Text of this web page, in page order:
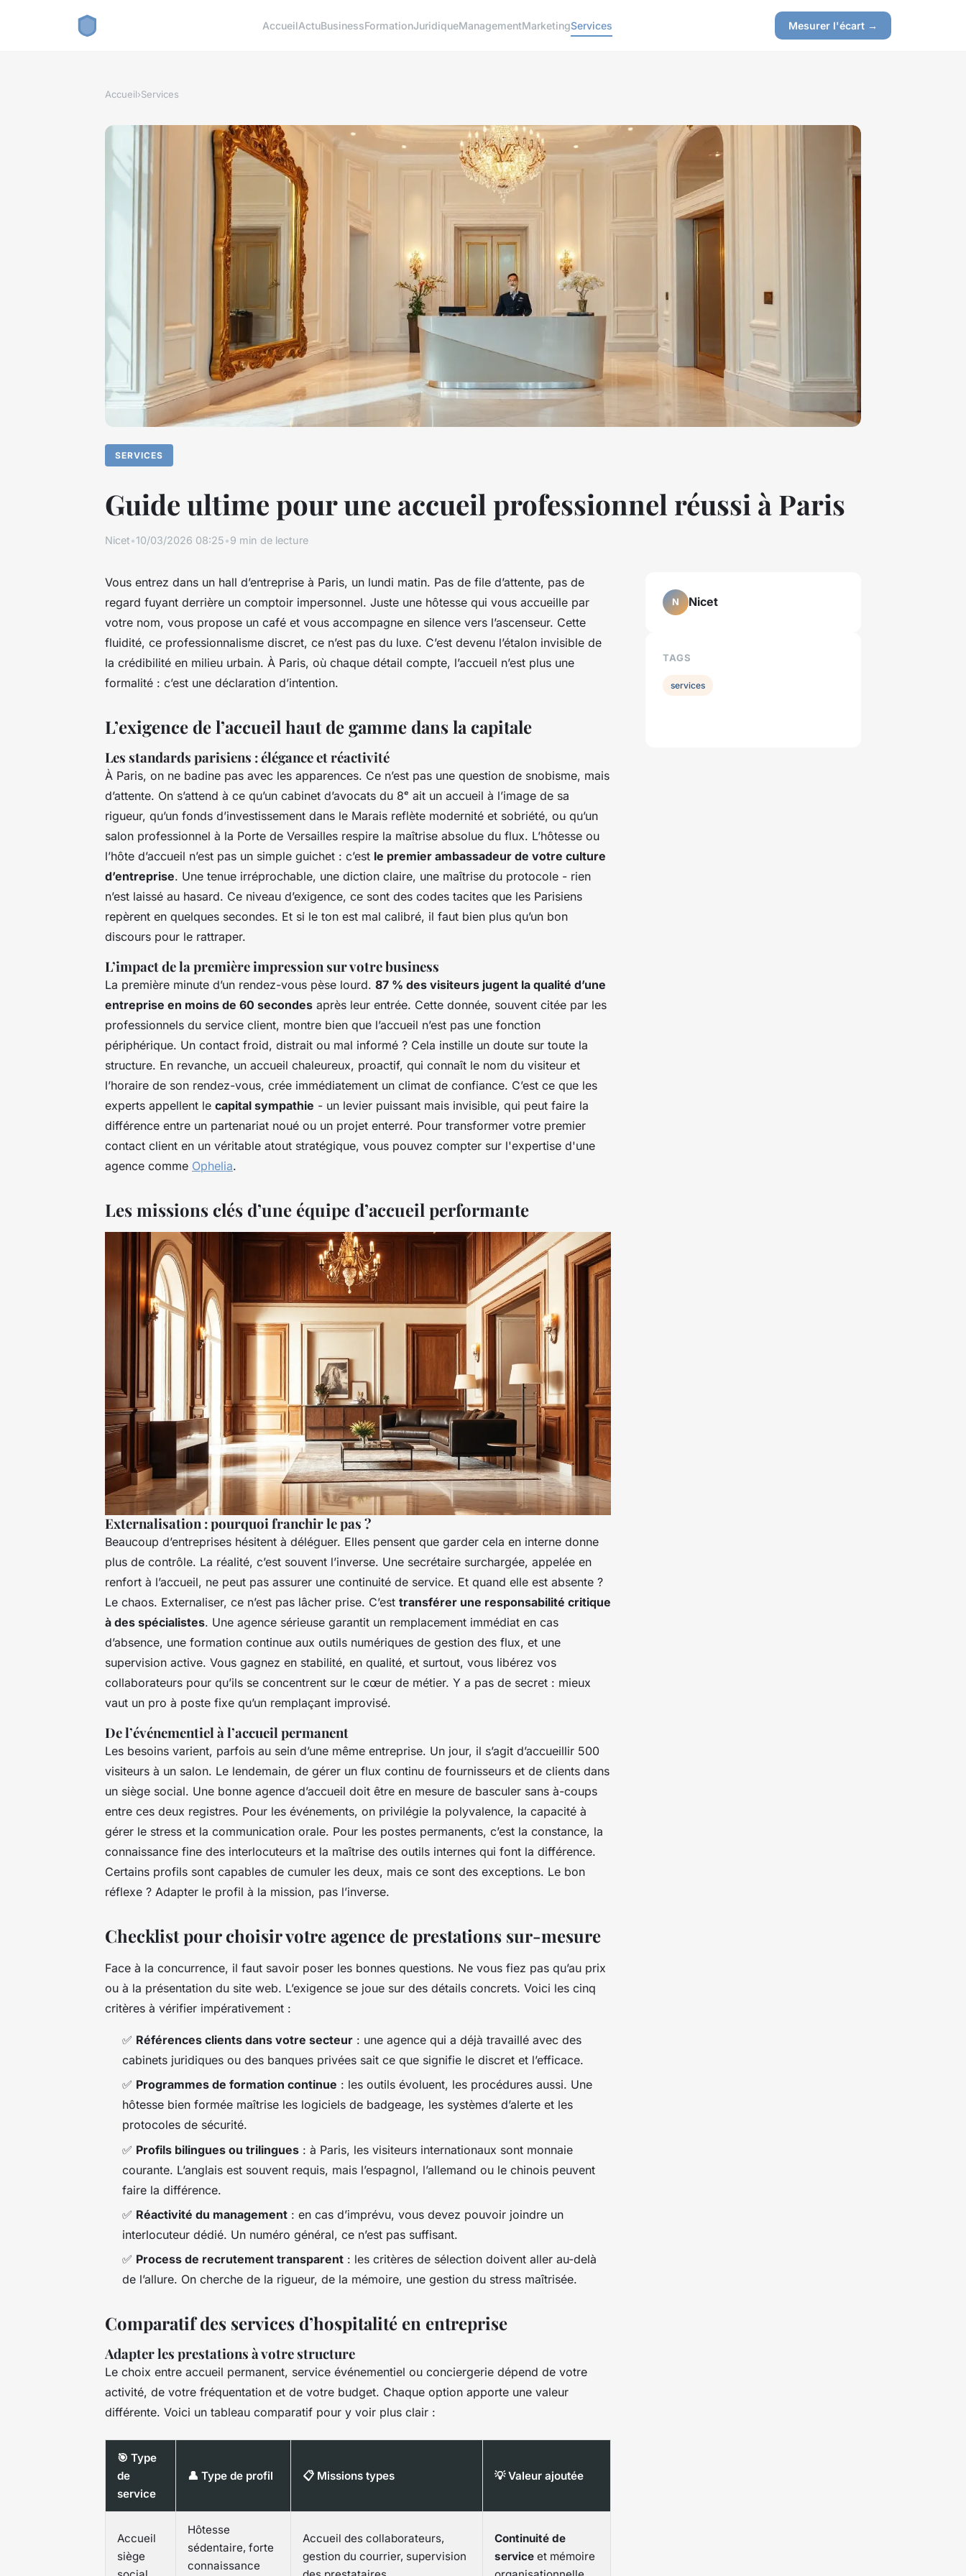
AccueilActuBusinessFormationJuridiqueManagementMarketingServices Mesurer l'écart →
Accueil›Services
SERVICES
Guide ultime pour une accueil professionnel réussi à Paris
Nicet•10/03/2026 08:25•9 min de lecture
Vous entrez dans un hall d’entreprise à Paris, un lundi matin. Pas de file d’attente, pas de
regard fuyant derrière un comptoir impersonnel. Juste une hôtesse qui vous accueille par
votre nom, vous propose un café et vous accompagne en silence vers l’ascenseur. Cette
fluidité, ce professionnalisme discret, ce n’est pas du luxe. C’est devenu l’étalon invisible de
la crédibilité en milieu urbain. À Paris, où chaque détail compte, l’accueil n’est plus une
formalité : c’est une déclaration d’intention.
L’exigence de l’accueil haut de gamme dans la capitale
Les standards parisiens : élégance et réactivité
À Paris, on ne badine pas avec les apparences. Ce n’est pas une question de snobisme, mais
d’attente. On s’attend à ce qu’un cabinet d’avocats du 8ᵉ ait un accueil à l’image de sa
rigueur, qu’un fonds d’investissement dans le Marais reflète modernité et sobriété, ou qu’un
salon professionnel à la Porte de Versailles respire la maîtrise absolue du flux. L’hôtesse ou
l’hôte d’accueil n’est pas un simple guichet : c’est le premier ambassadeur de votre culture
d’entreprise. Une tenue irréprochable, une diction claire, une maîtrise du protocole - rien
n’est laissé au hasard. Ce niveau d’exigence, ce sont des codes tacites que les Parisiens
repèrent en quelques secondes. Et si le ton est mal calibré, il faut bien plus qu’un bon
discours pour le rattraper.
L’impact de la première impression sur votre business
La première minute d’un rendez-vous pèse lourd. 87 % des visiteurs jugent la qualité d’une
entreprise en moins de 60 secondes après leur entrée. Cette donnée, souvent citée par les
professionnels du service client, montre bien que l’accueil n’est pas une fonction
périphérique. Un contact froid, distrait ou mal informé ? Cela instille un doute sur toute la
structure. En revanche, un accueil chaleureux, proactif, qui connaît le nom du visiteur et
l’horaire de son rendez-vous, crée immédiatement un climat de confiance. C’est ce que les
experts appellent le capital sympathie - un levier puissant mais invisible, qui peut faire la
différence entre un partenariat noué ou un projet enterré. Pour transformer votre premier
contact client en un véritable atout stratégique, vous pouvez compter sur l'expertise d'une
agence comme Ophelia.
Les missions clés d’une équipe d’accueil performante
Externalisation : pourquoi franchir le pas ?
Beaucoup d’entreprises hésitent à déléguer. Elles pensent que garder cela en interne donne
plus de contrôle. La réalité, c’est souvent l’inverse. Une secrétaire surchargée, appelée en
renfort à l’accueil, ne peut pas assurer une continuité de service. Et quand elle est absente ?
Le chaos. Externaliser, ce n’est pas lâcher prise. C’est transférer une responsabilité critique
à des spécialistes. Une agence sérieuse garantit un remplacement immédiat en cas
d’absence, une formation continue aux outils numériques de gestion des flux, et une
supervision active. Vous gagnez en stabilité, en qualité, et surtout, vous libérez vos
collaborateurs pour qu’ils se concentrent sur le cœur de métier. Y a pas de secret : mieux
vaut un pro à poste fixe qu’un remplaçant improvisé.
De l’événementiel à l’accueil permanent
Les besoins varient, parfois au sein d’une même entreprise. Un jour, il s’agit d’accueillir 500
visiteurs à un salon. Le lendemain, de gérer un flux continu de fournisseurs et de clients dans
un siège social. Une bonne agence d’accueil doit être en mesure de basculer sans à-coups
entre ces deux registres. Pour les événements, on privilégie la polyvalence, la capacité à
gérer le stress et la communication orale. Pour les postes permanents, c’est la constance, la
connaissance fine des interlocuteurs et la maîtrise des outils internes qui font la différence.
Certains profils sont capables de cumuler les deux, mais ce sont des exceptions. Le bon
réflexe ? Adapter le profil à la mission, pas l’inverse.
Checklist pour choisir votre agence de prestations sur-mesure
Face à la concurrence, il faut savoir poser les bonnes questions. Ne vous fiez pas qu’au prix
ou à la présentation du site web. L’exigence se joue sur des détails concrets. Voici les cinq
critères à vérifier impérativement :
✅ Références clients dans votre secteur : une agence qui a déjà travaillé avec des
cabinets juridiques ou des banques privées sait ce que signifie le discret et l’efficace.
✅ Programmes de formation continue : les outils évoluent, les procédures aussi. Une
hôtesse bien formée maîtrise les logiciels de badgeage, les systèmes d’alerte et les
protocoles de sécurité.
✅ Profils bilingues ou trilingues : à Paris, les visiteurs internationaux sont monnaie
courante. L’anglais est souvent requis, mais l’espagnol, l’allemand ou le chinois peuvent
faire la différence.
✅ Réactivité du management : en cas d’imprévu, vous devez pouvoir joindre un
interlocuteur dédié. Un numéro général, ce n’est pas suffisant.
✅ Process de recrutement transparent : les critères de sélection doivent aller au-delà
de l’allure. On cherche de la rigueur, de la mémoire, une gestion du stress maîtrisée.
Comparatif des services d’hospitalité en entreprise
Adapter les prestations à votre structure
Le choix entre accueil permanent, service événementiel ou conciergerie dépend de votre
activité, de votre fréquentation et de votre budget. Chaque option apporte une valeur
différente. Voici un tableau comparatif pour y voir plus clair :
🎯 Type
de
service
👤 Type de profil 📋 Missions types 💡 Valeur ajoutée
Accueil
siège
Hôtesse
sédentaire, forte
connaissance
Accueil des collaborateurs,
gestion du courrier, supervision
Continuité de
service et mémoire
N Nicet
TAGS
services